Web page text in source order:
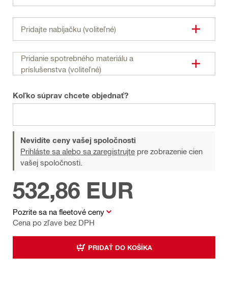
Pridajte nabíjačku (voliteľné)
Pridanie spotrebného materiálu a
príslušenstva (voliteľné)
Koľko súprav chcete objednať?
Nevidíte ceny vašej spoločnosti
Prihláste sa alebo sa zaregistrujte pre zobrazenie cien
vašej spoločnosti.
Pozrite sa na fleetové ceny
Cena po zľave bez DPH
532,86 EUR
PRIDAŤ DO KOŠÍKA